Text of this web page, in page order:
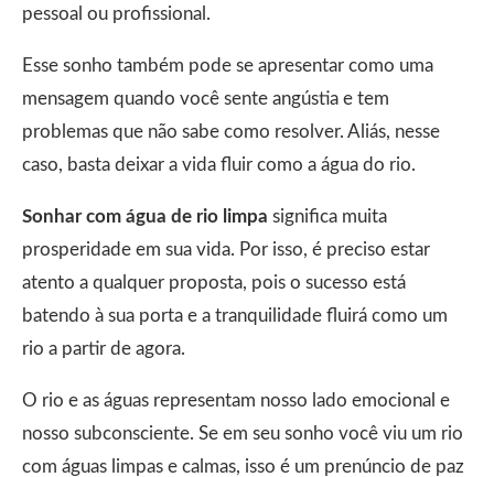
pessoal ou profissional.
Esse sonho também pode se apresentar como uma
mensagem quando você sente angústia e tem
problemas que não sabe como resolver. Aliás, nesse
caso, basta deixar a vida fluir como a água do rio.
Sonhar com água de rio limpa significa muita
prosperidade em sua vida. Por isso, é preciso estar
atento a qualquer proposta, pois o sucesso está
batendo à sua porta e a tranquilidade fluirá como um
rio a partir de agora.
O rio e as águas representam nosso lado emocional e
nosso subconsciente. Se em seu sonho você viu um rio
com águas limpas e calmas, isso é um prenúncio de paz